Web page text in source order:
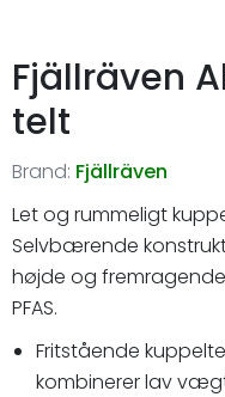
Fjällräven
telt
Brand: Fjällräven
Let og rummeligt
Selvbærende
højde og
PFAS.
Fritstående
kombinerer lav